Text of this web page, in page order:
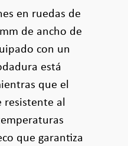
en ruedas de
de ancho de
con un
está
que el
resistente al
que garantiza